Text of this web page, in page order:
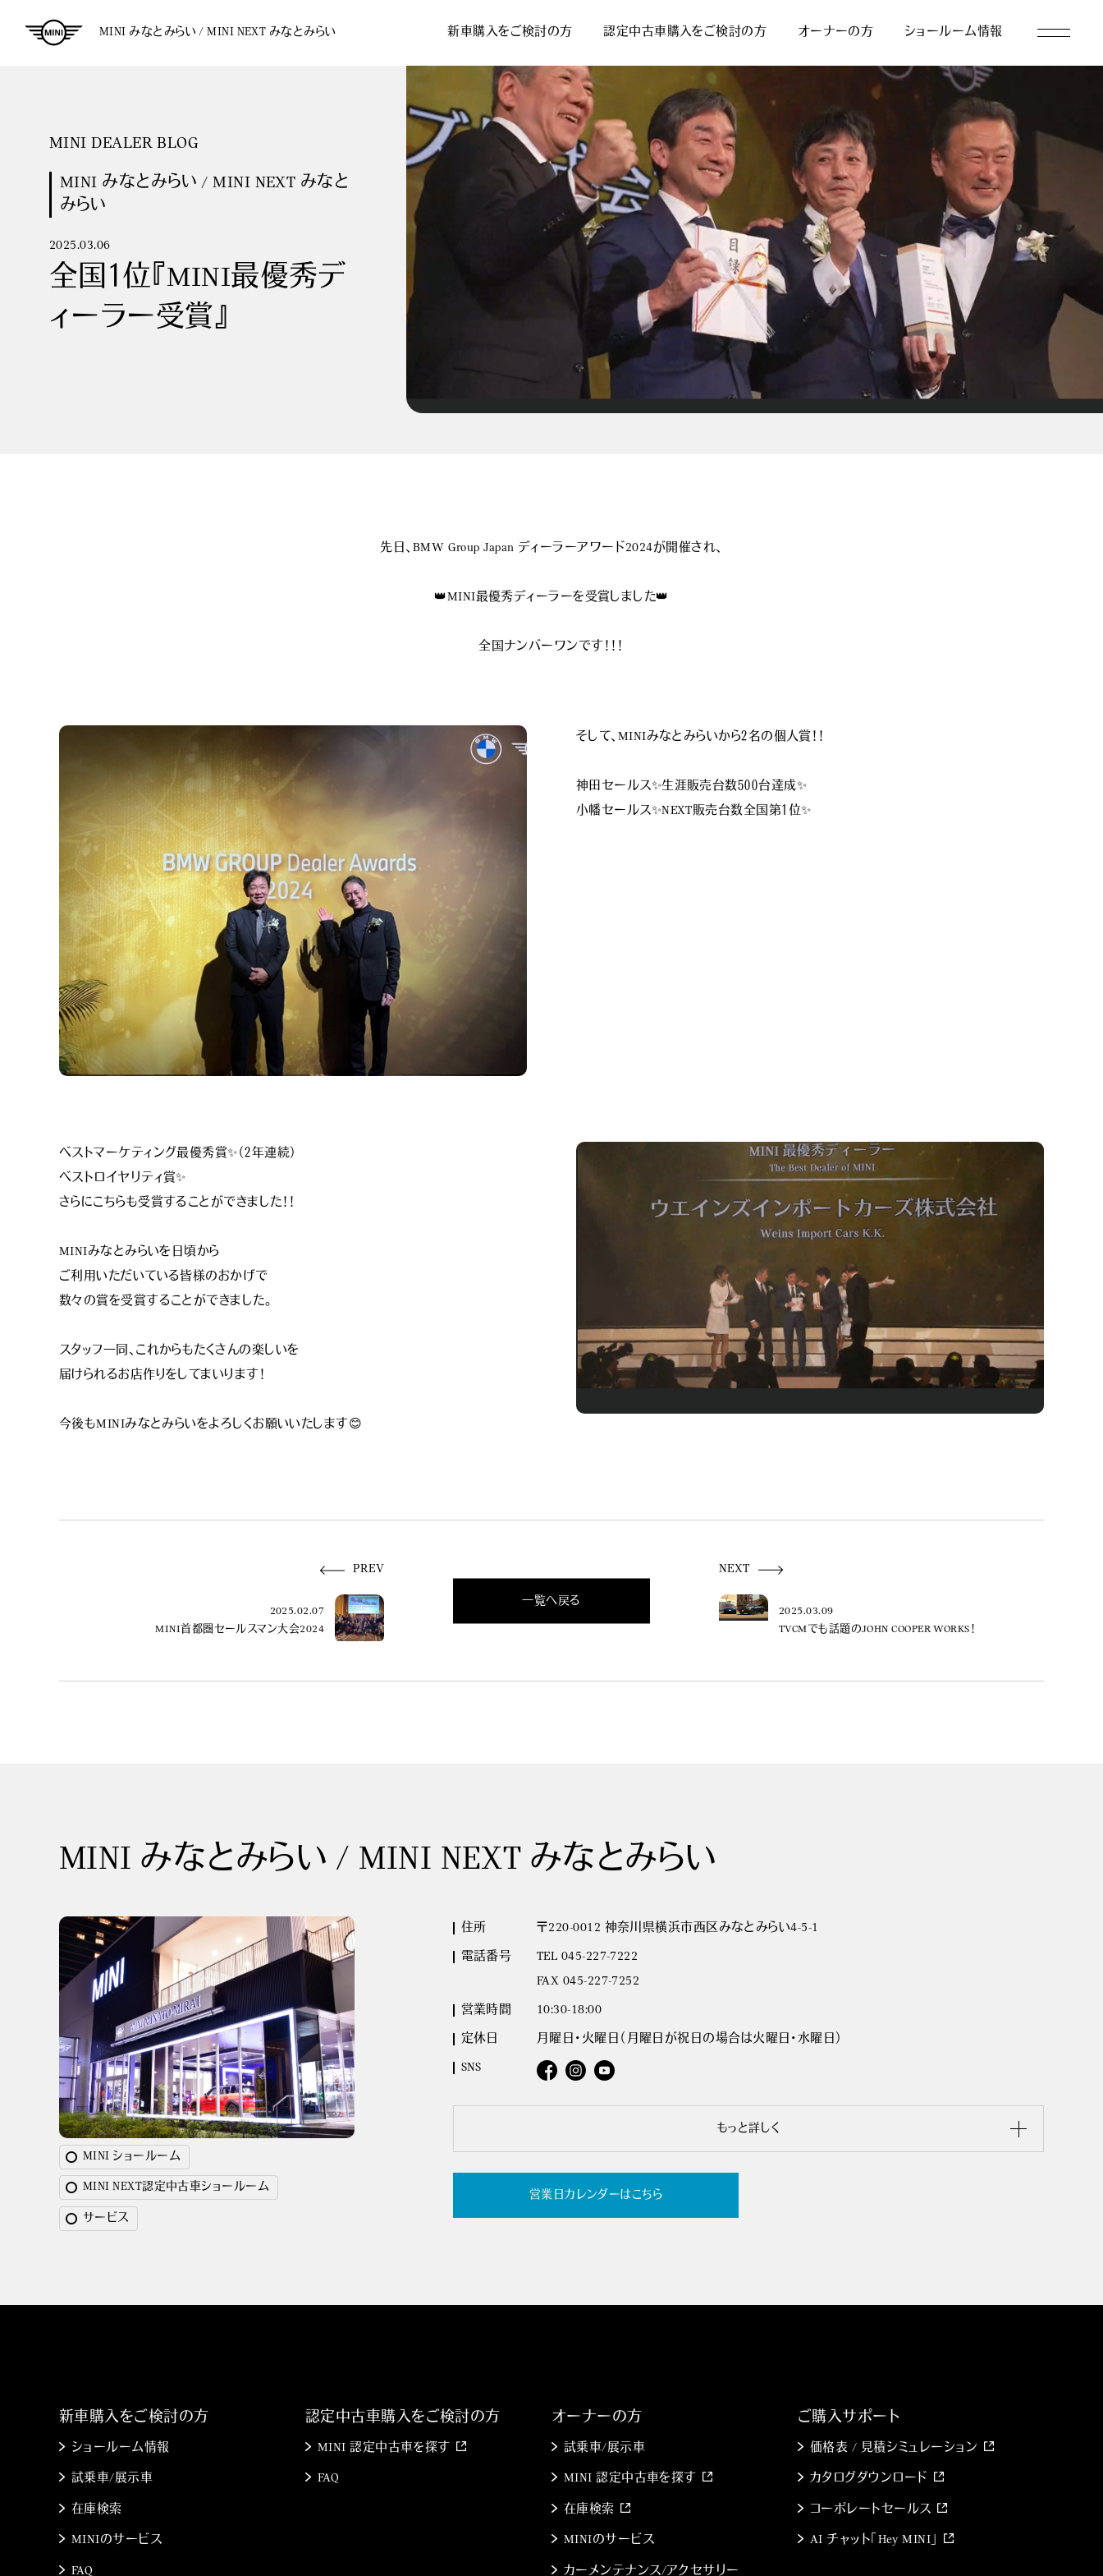
MINI みなとみらい / MINI NEXT みなとみらい 新車購入をご検討の方 認定中古車購入をご検討の方 オーナーの方 ショールーム情報
MINI DEALER BLOG
MINI みなとみらい / MINI NEXT みなと
みらい
2025.03.06
全国１位『MINI最優秀デ
ィーラー受賞』
先日、BMW Group Japan ディーラーアワード2024が開催され、
👑MINI最優秀ディーラーを受賞しました👑
全国ナンバーワンです！！！
そして、MINIみなとみらいから２名の個人賞！！
神田セールス✨生涯販売台数５００台達成✨
小幡セールス✨NEXT販売台数全国第１位✨
ベストマーケティング最優秀賞✨（２年連続）
ベストロイヤリティ賞✨
さらにこちらも受賞することができました！！
MINIみなとみらいを日頃から
ご利用いただいている皆様のおかげで
数々の賞を受賞することができました。
スタッフ一同、これからもたくさんの楽しいを
届けられるお店作りをしてまいります！
今後もMINIみなとみらいをよろしくお願いいたします😊
PREV
2025.02.07
MINI首都圏セールスマン大会2024
NEXT
2025.03.09
TVCMでも話題のJOHN COOPER WORKS！
一覧へ戻る
MINI みなとみらい / MINI NEXT みなとみらい
MINI ショールーム
MINI NEXT認定中古車ショールーム
サービス
住所 〒220-0012 神奈川県横浜市西区みなとみらい4-5-1
電話番号
TEL 045-227-7222
FAX 045-227-7252
営業時間 10:30-18:00
定休日 月曜日･火曜日（月曜日が祝日の場合は火曜日･水曜日）
SNS
もっと詳しく
営業日カレンダーはこちら
新車購入をご検討の方
ショールーム情報
試乗車/展示車
在庫検索
MINIのサービス
FAQ
認定中古車購入をご検討の方
MINI 認定中古車を探す
FAQ
オーナーの方
試乗車/展示車
MINI 認定中古車を探す
在庫検索
MINIのサービス
カーメンテナンス/アクセサリー
ご購入サポート
価格表 / 見積シミュレーション
カタログダウンロード
コーポレートセールス
AI チャット「Hey MINI」